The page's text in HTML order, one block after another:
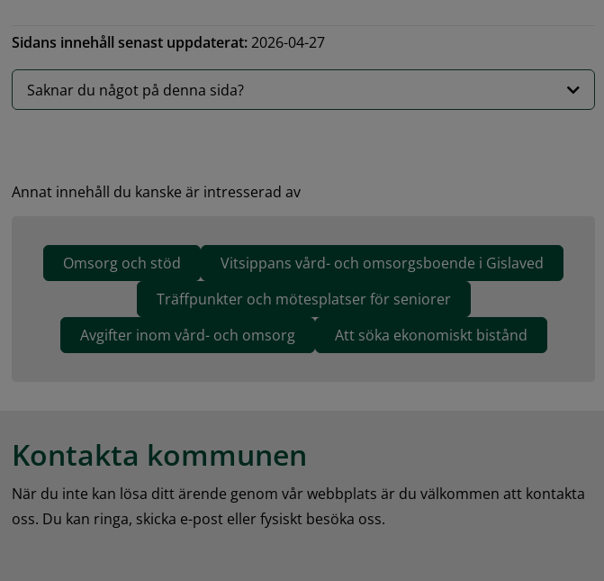
Sidans innehåll senast uppdaterat: 2026-04-27
Saknar du något på denna sida?
Annat innehåll du kanske är intresserad av
Omsorg och stöd
Vitsippans vård- och omsorgsboende i Gislaved
Träffpunkter och mötesplatser för seniorer
Avgifter inom vård- och omsorg
Att söka ekonomiskt bistånd
Kontakta kommunen
När du inte kan lösa ditt ärende genom vår webbplats är du välkommen att kontakta
oss. Du kan ringa, skicka e-post eller fysiskt besöka oss.